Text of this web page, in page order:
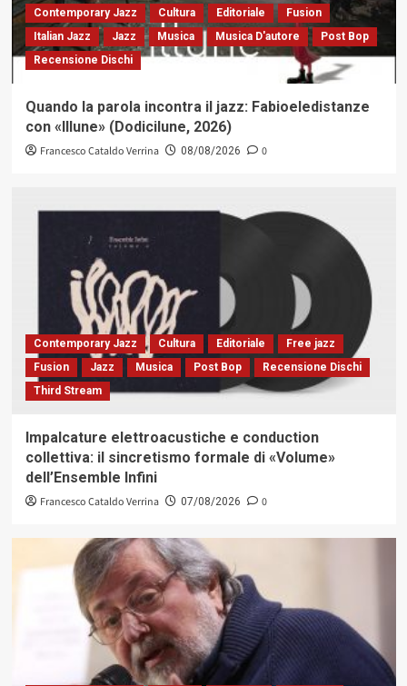
Contemporary Jazz Cultura Editoriale
Fusion
Italian Jazz
Jazz Musica Musica D'autore
Post Bop
Recensione Dischi
Quando la parola incontra il jazz: Fabioeledistanze
con «Illune» (Dodicilune, 2026)
Francesco Cataldo Verrina 08/08/2026 0
Contemporary Jazz Cultura Editoriale
Free jazz
Fusion
Jazz Musica Post Bop
Recensione Dischi
Third Stream
Impalcature elettroacustiche e conduction
collettiva: il sincretismo formale di «Volume»
dell’Ensemble Infini
Francesco Cataldo Verrina 07/08/2026 0